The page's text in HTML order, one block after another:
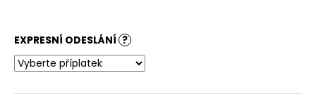
EXPRESNÍ ODESLÁNÍ ?